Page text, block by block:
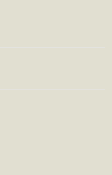
enskilda användare, och